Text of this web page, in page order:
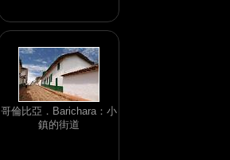
哥倫比亞．Barichara：小
鎮的街道